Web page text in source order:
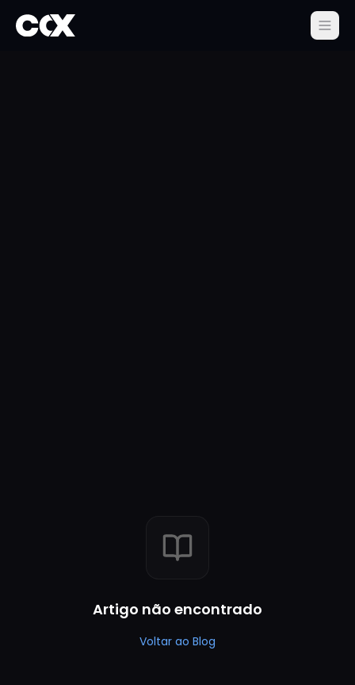
Artigo não encontrado
Voltar ao Blog